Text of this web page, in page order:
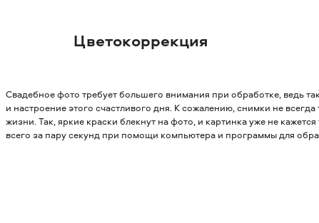
Цветокоррекция
Свадебное фото требует большего внимания при обработке, ведь
и настроение этого счастливого дня. К сожалению, снимки не
жизни. Так, яркие краски блекнут на фото, и картинка уже не
всего за пару секунд при помощи компьютера и программы для